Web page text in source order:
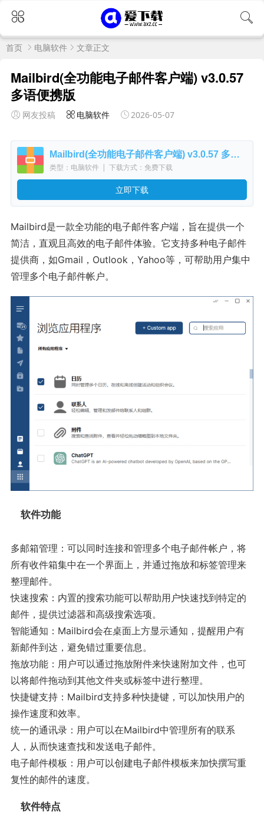
首页 电脑软件 文章正文
Mailbird(全功能电子邮件客户端) v3.0.57
多语便携版
网友投稿 电脑软件 2026-05-07
Mailbird(全功能电子邮件客户端) v3.0.57 多语便携版
类型：电脑软件 | 下载方式：免费下载
立即下载
Mailbird是一款全功能的电子邮件客户端，旨在提供一个
简洁，直观且高效的电子邮件体验。它支持多种电子邮件
提供商，如Gmail，Outlook，Yahoo等，可帮助用户集中
管理多个电子邮件帐户。
软件功能
多邮箱管理：可以同时连接和管理多个电子邮件帐户，将
所有收件箱集中在一个界面上，并通过拖放和标签管理来
整理邮件。
快速搜索：内置的搜索功能可以帮助用户快速找到特定的
邮件，提供过滤器和高级搜索选项。
智能通知：Mailbird会在桌面上方显示通知，提醒用户有
新邮件到达，避免错过重要信息。
拖放功能：用户可以通过拖放附件来快速附加文件，也可
以将邮件拖动到其他文件夹或标签中进行整理。
快捷键支持：Mailbird支持多种快捷键，可以加快用户的
操作速度和效率。
统一的通讯录：用户可以在Mailbird中管理所有的联系
人，从而快速查找和发送电子邮件。
电子邮件模板：用户可以创建电子邮件模板来加快撰写重
复性的邮件的速度。
软件特点